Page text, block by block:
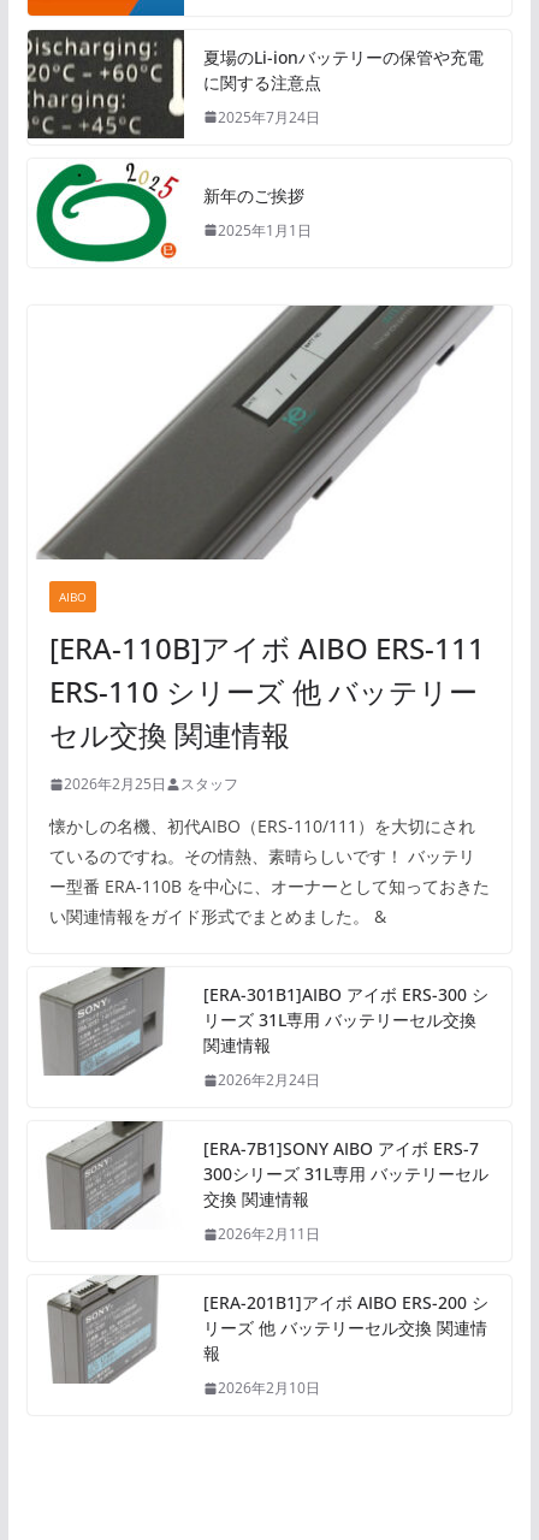
夏場のLi-ionバッテリーの保管や充電
に関する注意点
2025年7月24日
新年のご挨拶
2025年1月1日
AIBO
[ERA-110B]アイボ AIBO ERS-111
ERS-110 シリーズ 他 バッテリー
セル交換 関連情報
2026年2月25日 スタッフ
懐かしの名機、初代AIBO（ERS-110/111）を大切にされ
ているのですね。その情熱、素晴らしいです！ バッテリ
ー型番 ERA-110B を中心に、オーナーとして知っておきた
い関連情報をガイド形式でまとめました。 &
[ERA-301B1]AIBO アイボ ERS-300 シ
リーズ 31L専用 バッテリーセル交換
関連情報
2026年2月24日
[ERA-7B1]SONY AIBO アイボ ERS-7
300シリーズ 31L専用 バッテリーセル
交換 関連情報
2026年2月11日
[ERA-201B1]アイボ AIBO ERS-200 シ
リーズ 他 バッテリーセル交換 関連情
報
2026年2月10日